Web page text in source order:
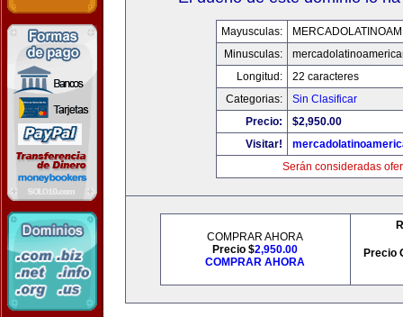
Mayusculas:
Minusculas:
Longitud:
22 caracteres
Categorias:
Sin Clasificar
Precio:
$2,950.00
Visitar!
Serán consideradas
COMPRAR AHORA
Precio $2,950.00
COMPRAR AHORA
Precio